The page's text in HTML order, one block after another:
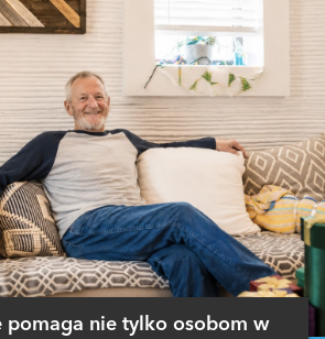
pomaga nie tylko osobom w